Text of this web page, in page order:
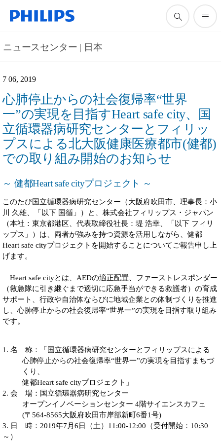
ニュースセンター | 日本
7 06, 2019
心肺停止からの社会復帰率“世界
一”の実現を目指すHeart safe city、国
立循環器病研究センターとフィリッ
プスによる北大阪健康医療都市(健都)
での取り組み開始のお知らせ
～ 健都Heart safe cityプロジェクト ～
このたび国立循環器病研究センター（大阪府吹田市、理事長：小
川 久雄、「以下 国循」）と、株式会社フィリップス・ジャパン
（本社：東京都港区、代表取締役社長：堤 浩幸、「以下 フィリ
ップス」）は、両者が強みを持つ資源を活用しながら、健都
Heart safe cityプロジェクトを開始することについてご報告申し上
げます。
Heart safe cityとは、AEDの適正配置、ファーストレスポンダー
（救急隊に引き継ぐまで適切に応急手当ができる救護者）の育成
サポート、行政や自治体ならびに地域企業との体制づくりを推進
し、心肺停止からの社会復帰率“世界一”の実現を目指す取り組み
です。
1. 名 称：「国立循環器病研究センターとフィリップスによる
心肺停止からの社会復帰率“世界一”の実現を目指すまちづ
くり、
健都Heart safe cityプロジェクト」
2. 会 場：国立循環器病研究センター
オープンイノベーションセンター 4階サイエンスカフェ
(〒564-8565大阪府吹田市岸部新町6番1号)
3. 日 時：2019年7月6日（土）11:00-12:00（受付開始：10:30
～）